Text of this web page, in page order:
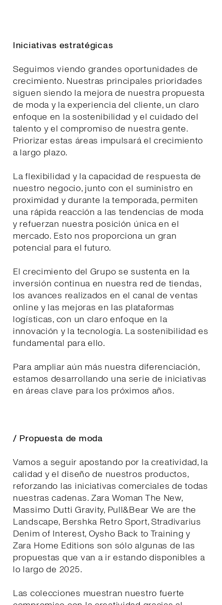
Iniciativas estratégicas
Seguimos viendo grandes oportunidades de
crecimiento. Nuestras principales prioridades
siguen siendo la mejora de nuestra propuesta
de moda y la experiencia del cliente, un claro
enfoque en la sostenibilidad y el cuidado del
talento y el compromiso de nuestra gente.
Priorizar estas áreas impulsará el crecimiento
a largo plazo.
La flexibilidad y la capacidad de respuesta de
nuestro negocio, junto con el suministro en
proximidad y durante la temporada, permiten
una rápida reacción a las tendencias de moda
y refuerzan nuestra posición única en el
mercado. Esto nos proporciona un gran
potencial para el futuro.
El crecimiento del Grupo se sustenta en la
inversión continua en nuestra red de tiendas,
los avances realizados en el canal de ventas
online y las mejoras en las plataformas
logísticas, con un claro enfoque en la
innovación y la tecnología. La sostenibilidad es
fundamental para ello.
Para ampliar aún más nuestra diferenciación,
estamos desarrollando una serie de iniciativas
en áreas clave para los próximos años.
/ Propuesta de moda
Vamos a seguir apostando por la creatividad, la
calidad y el diseño de nuestros productos,
reforzando las iniciativas comerciales de todas
nuestras cadenas. Zara Woman The New,
Massimo Dutti Gravity, Pull&Bear We are the
Landscape, Bershka Retro Sport, Stradivarius
Denim of Interest, Oysho Back to Training y
Zara Home Editions son sólo algunas de las
propuestas que van a ir estando disponibles a
lo largo de 2025.
Las colecciones muestran nuestro fuerte